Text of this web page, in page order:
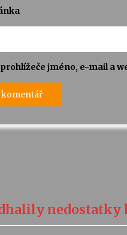
jméno, e-mail a
nedostatky